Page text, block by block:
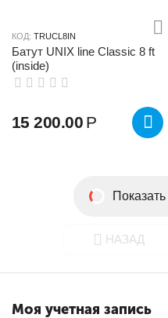
КОД: TRUCL8IN
Батут UNIX line Classic 8 ft
(inside)
15 200.00 Р
НАЗАД
Моя учетная запись